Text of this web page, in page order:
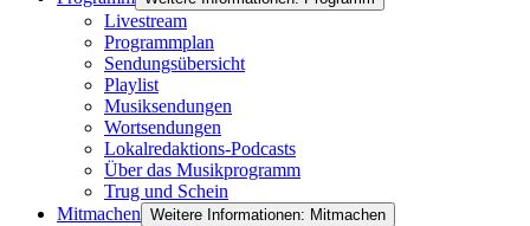
Livestream
Programmplan
Sendungsübersicht
Playlist
Musiksendungen
Wortsendungen
Lokalredaktions-Podcasts
Über das Musikprogramm
Trug und Schein
Mitmachen Weitere Informationen: Mitmachen